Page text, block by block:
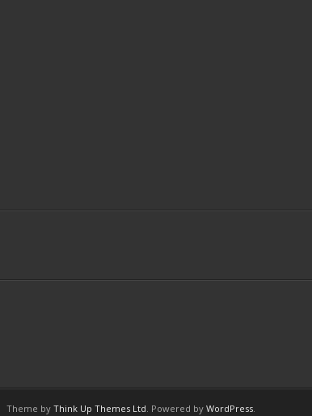
Theme by Think Up Themes Ltd. Powered by WordPress.